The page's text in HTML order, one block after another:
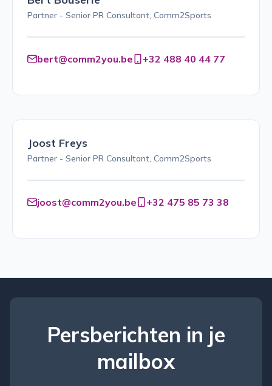
Partner - Senior PR Consultant, Comm2Sports
bert@comm2you.be +32 488 40 44 77
Joost Freys
Partner - Senior PR Consultant, Comm2Sports
joost@comm2you.be +32 475 85 73 38
Persberichten in je
mailbox